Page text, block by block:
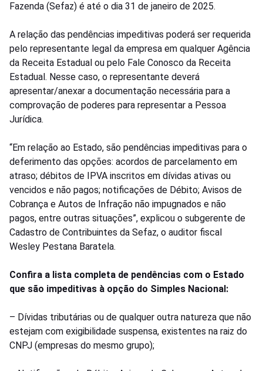
Fazenda (Sefaz) é até o dia 31 de janeiro de 2025.
A relação das pendências impeditivas poderá ser requerida
pelo representante legal da empresa em qualquer Agência
da Receita Estadual ou pelo Fale Conosco da Receita
Estadual. Nesse caso, o representante deverá
apresentar/anexar a documentação necessária para a
comprovação de poderes para representar a Pessoa
Jurídica.
“Em relação ao Estado, são pendências impeditivas para o
deferimento das opções: acordos de parcelamento em
atraso; débitos de IPVA inscritos em dívidas ativas ou
vencidos e não pagos; notificações de Débito; Avisos de
Cobrança e Autos de Infração não impugnados e não
pagos, entre outras situações”, explicou o subgerente de
Cadastro de Contribuintes da Sefaz, o auditor fiscal
Wesley Pestana Baratela.
Confira a lista completa de pendências com o Estado
que são impeditivas à opção do Simples Nacional:
– Dívidas tributárias ou de qualquer outra natureza que não
estejam com exigibilidade suspensa, existentes na raiz do
CNPJ (empresas do mesmo grupo);